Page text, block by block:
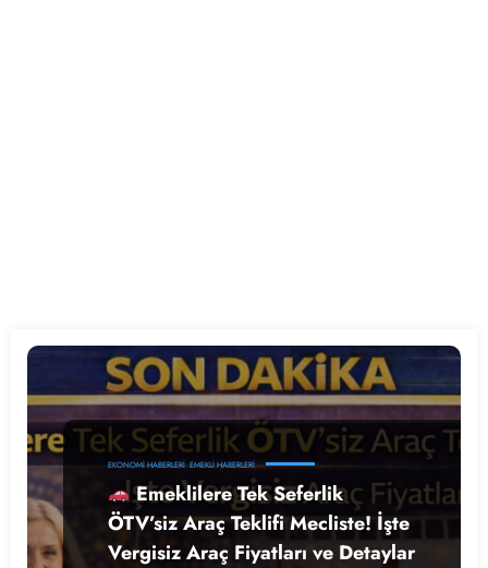
EKONOMI HABERLERI EMEKLI HABERLERI
Emeklilere Tek Seferlik
ÖTV’siz Araç Teklifi Mecliste! İşte
Vergisiz Araç Fiyatları ve Detaylar